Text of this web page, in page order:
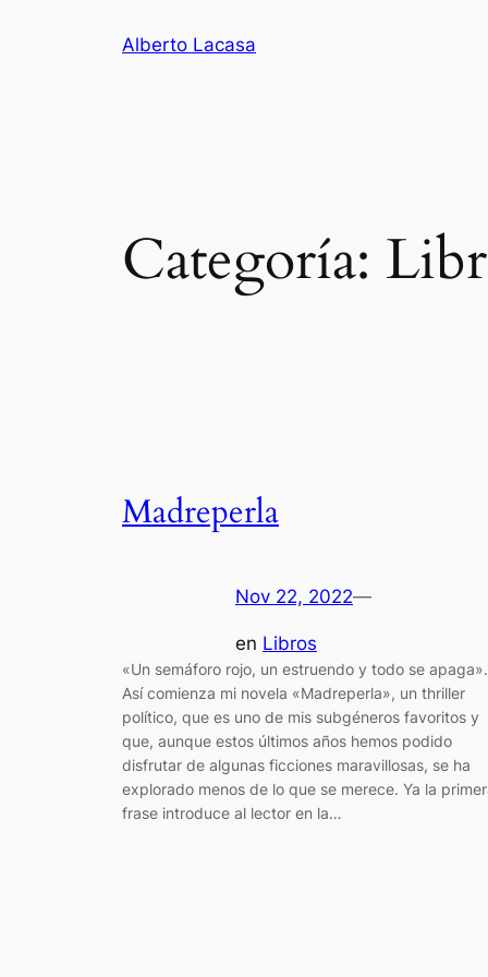
Alberto Lacasa
Categoría:
Madreperla
Nov 22, 2022—
en Libros
«Un semáforo rojo, un estruendo y todo se apaga».
Así comienza mi novela «Madreperla», un thriller
político, que es uno de mis subgéneros favoritos y
que, aunque estos últimos años hemos podido
disfrutar de algunas ficciones maravillosas, se ha
explorado menos de lo que se merece. Ya la
frase introduce al lector en la…